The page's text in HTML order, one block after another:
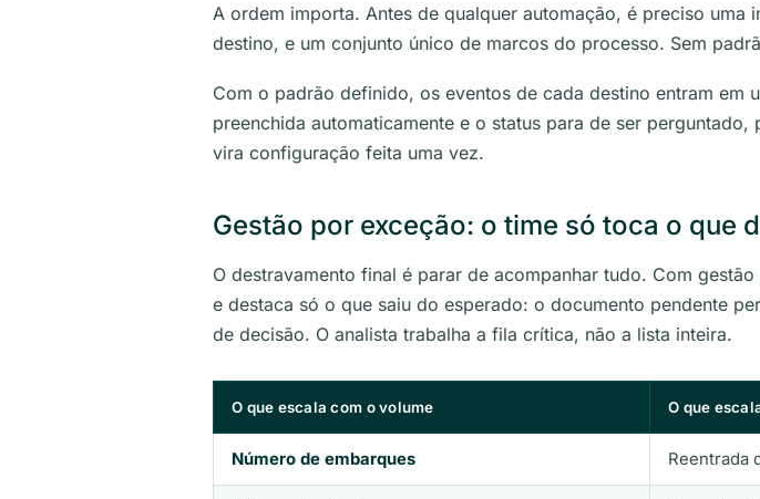
A ordem importa. Antes de qualquer automação, é preciso
destino, e um conjunto único de marcos do processo. Sem
Com o padrão definido, os eventos de cada destino entram em
preenchida automaticamente e o status para de ser
vira configuração feita uma vez.
Gestão por exceção: o time só toca o que
O destravamento final é parar de acompanhar tudo. Com
e destaca só o que saiu do esperado: o documento pendente
de decisão. O analista trabalha a fila crítica, não a lista inteira.
O que escala com o volume O que
Número de embarques Reentrada